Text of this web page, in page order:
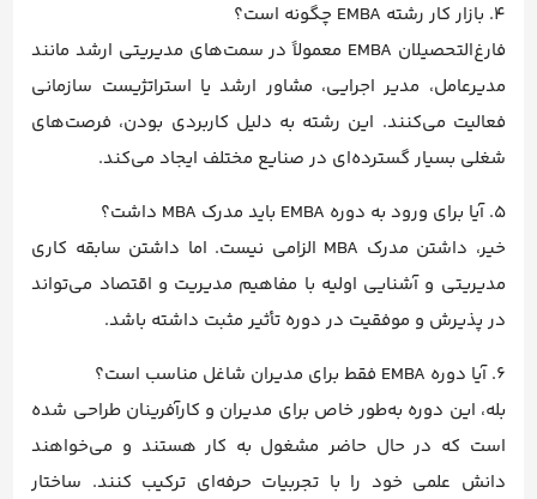
4. بازار کار رشته EMBA چگونه است؟
فارغ‌التحصیلان EMBA معمولاً در سمت‌های مدیریتی ارشد مانند
مدیرعامل، مدیر اجرایی، مشاور ارشد یا استراتژیست سازمانی
فعالیت می‌کنند. این رشته به دلیل کاربردی بودن، فرصت‌های
شغلی بسیار گسترده‌ای در صنایع مختلف ایجاد می‌کند.
5. آیا برای ورود به دوره EMBA باید مدرک MBA داشت؟
خیر، داشتن مدرک MBA الزامی نیست. اما داشتن سابقه کاری
مدیریتی و آشنایی اولیه با مفاهیم مدیریت و اقتصاد می‌تواند
در پذیرش و موفقیت در دوره تأثیر مثبت داشته باشد.
6. آیا دوره EMBA فقط برای مدیران شاغل مناسب است؟
بله، این دوره به‌طور خاص برای مدیران و کارآفرینان طراحی شده
است که در حال حاضر مشغول به کار هستند و می‌خواهند
دانش علمی خود را با تجربیات حرفه‌ای ترکیب کنند. ساختار